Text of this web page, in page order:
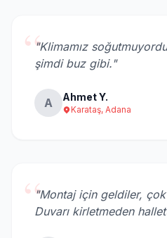
“"Klimamız
şimdi buz gibi."
A Ahmet Y.
Karataş, Adana
“"Montaj için geldiler, çok
Duvarı kirletmeden